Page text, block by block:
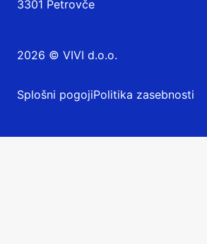
3301 Petrovče
2026 © VIVI d.o.o.
Splošni pogojiPolitika zasebnosti